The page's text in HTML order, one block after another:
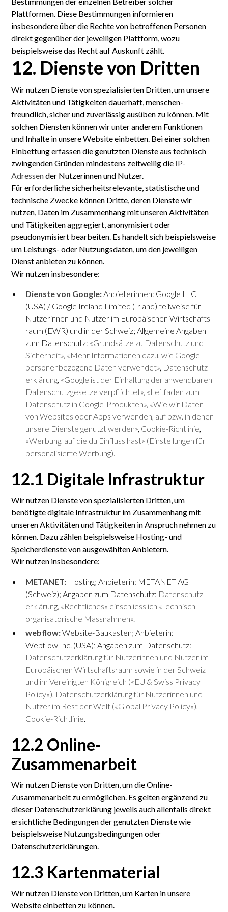
Plattformen. Diese Bestimmungen informieren
insbesondere über die Rechte von betroffenen Personen
direkt gegenüber der jeweiligen Plattform, wozu
beispielsweise das Recht auf Auskunft zählt.
12. Dienste von Dritten
Wir nutzen Dienste von spezialisierten Dritten, um unsere
Aktivitäten und Tätigkeiten dauerhaft, menschen­
freundlich, sicher und zuverlässig ausüben zu können. Mit
solchen Diensten können wir unter anderem Funktionen
und Inhalte in unsere Website einbetten. Bei einer solchen
Einbettung erfassen die genutzten Dienste aus technisch
zwingenden Gründen mindestens zeitweilig die IP-
Adressender Nutzerinnen und Nutzer.
Für erforderliche sicherheitsrelevante, statistische und
technische Zwecke können Dritte, deren Dienste wir
nutzen, Daten im Zusammenhang mit unseren Aktivitäten
und Tätigkeiten aggregiert, anonymisiert oder
pseudonymisiert bearbeiten. Es handelt sich beispielsweise
um Leistungs- oder Nutzungsdaten, um den jeweiligen
Dienst anbieten zu können.
Wir nutzen insbesondere:
Dienste von Google:Anbieter­innen: Google LLC
(USA) / Google Ireland Limited (Irland) teil­weise für
Nutzer­innen und Nutzer im Euro­päischen Wirtschafts­
raum (EWR) und in der Schweiz; All­gemeine Angaben
zum Daten­schutz: «Grund­sätze zu Daten­schutz und
Sicher­heit», «Mehr Informationen dazu, wie Google
personen­bezogene Daten verwendet», Daten­schutz­
erklärung, «Google ist der Einhaltung der anwendbaren
Daten­schutz­gesetze verpflichtet», «Leit­faden zum
Daten­schutz in Google-Produkten», «Wie wir Daten
von Websites oder Apps verwenden, auf bzw. in denen
unsere Dienste genutzt werden», Cookie-Richt­linie,
«Werbung, auf die du Einfluss hast» (Ein­stellungen für
persona­lisierte Werbung).
12.1 Digitale Infrastruktur
Wir nutzen Dienste von spezialisierten Dritten, um
benötigte digitale Infrastruktur im Zusammenhang mit
unseren Aktivitäten und Tätigkeiten in Anspruch nehmen zu
können. Dazu zählen beispielsweise Hosting- und
Speicherdienste von ausgewählten Anbietern.
Wir nutzen insbesondere:
METANET: Hosting; Anbieterin: METANET AG
(Schweiz); Angaben zum Daten­schutz: Daten­schutz­
erklärung, «Recht­liches» ein­schliesslich «Technisch-
organi­satorische Mass­nahmen».
webflow:Website-Baukasten; Anbieterin:
Webflow Inc. (USA); Angaben zum Datenschutz:
Datenschutzerklärung für Nutzerinnen und Nutzer im
Europäischen Wirtschaftsraum sowie in der Schweiz
und im Vereinigten Königreich («EU & Swiss Privacy
Policy»), Datenschutzerklärung für Nutzerinnen und
Nutzer im Rest der Welt («Global Privacy Policy»),
Cookie-Richtlinie.
12.2 Online-
Zusammenarbeit
Wir nutzen Dienste von Dritten, um die Online-
Zusammenarbeit zu ermöglichen. Es gelten ergänzend zu
dieser Datenschutzerklärung jeweils auch allenfalls direkt
ersichtliche Bedingungen der genutzten Dienste wie
beispielsweise Nutzungsbedingungen oder
Datenschutzerklärungen.
12.3 Kartenmaterial
Wir nutzen Dienste von Dritten, um Karten in unsere
Website einbetten zu können.